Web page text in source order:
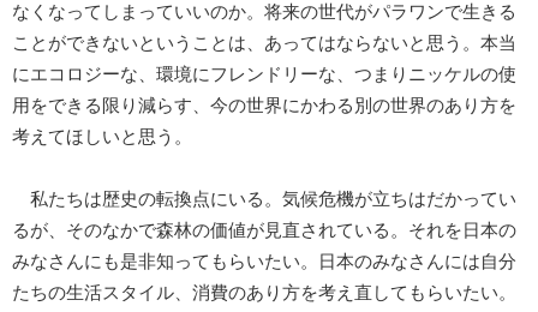
なくなってしまっていいのか。将来の世代がパラワンで生きる
ことができないということは、あってはならないと思う。本当
にエコロジーな、環境にフレンドリーな、つまりニッケルの使
用をできる限り減らす、今の世界にかわる別の世界のあり方を
考えてほしいと思う。
私たちは歴史の転換点にいる。気候危機が立ちはだかってい
るが、そのなかで森林の価値が見直されている。それを日本の
みなさんにも是非知ってもらいたい。日本のみなさんには自分
たちの生活スタイル、消費のあり方を考え直してもらいたい。